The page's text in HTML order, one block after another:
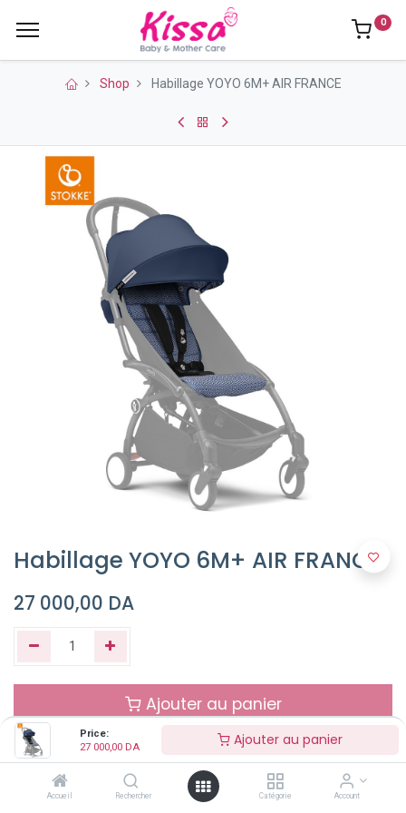
Price:
27 000,00 DA Ajouter au panier
Accueil Rechercher Catégorie Account
0
Shop Habillage YOYO 6M+ AIR FRANCE
Habillage YOYO 6M+ AIR FRANCE
27 000,00 DA
Ajouter au panier
Buy Now